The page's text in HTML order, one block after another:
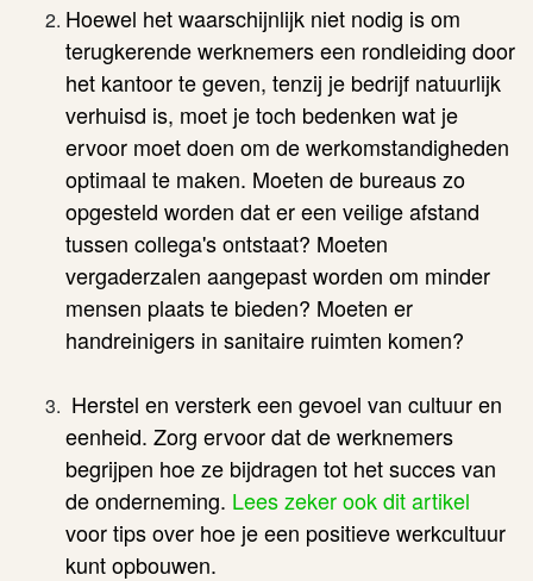
Hoewel het waarschijnlijk niet nodig is om
terugkerende werknemers een rondleiding door
het kantoor te geven, tenzij je bedrijf natuurlijk
verhuisd is, moet je toch bedenken wat je
ervoor moet doen om de werkomstandigheden
optimaal te maken. Moeten de bureaus zo
opgesteld worden dat er een veilige afstand
tussen collega's ontstaat? Moeten
vergaderzalen aangepast worden om minder
mensen plaats te bieden? Moeten er
handreinigers in sanitaire ruimten komen?
Herstel en versterk een gevoel van cultuur en
eenheid. Zorg ervoor dat de werknemers
begrijpen hoe ze bijdragen tot het succes van
de onderneming. Lees zeker ook dit artikel
voor tips over hoe je een positieve werkcultuur
kunt opbouwen.